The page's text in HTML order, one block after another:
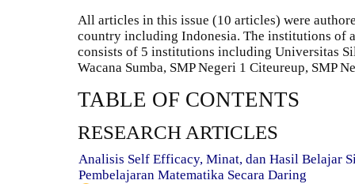
All articles in this issue (10 articles) were
country including Indonesia. The institutions of
consists of 5 institutions including Universitas
Wacana Sumba, SMP Negeri 1 Citeureup, SMP
TABLE OF CONTENTS
RESEARCH ARTICLES
Analisis Self Efficacy, Minat, dan Hasil Belajar
Pembelajaran Matematika Secara Daring